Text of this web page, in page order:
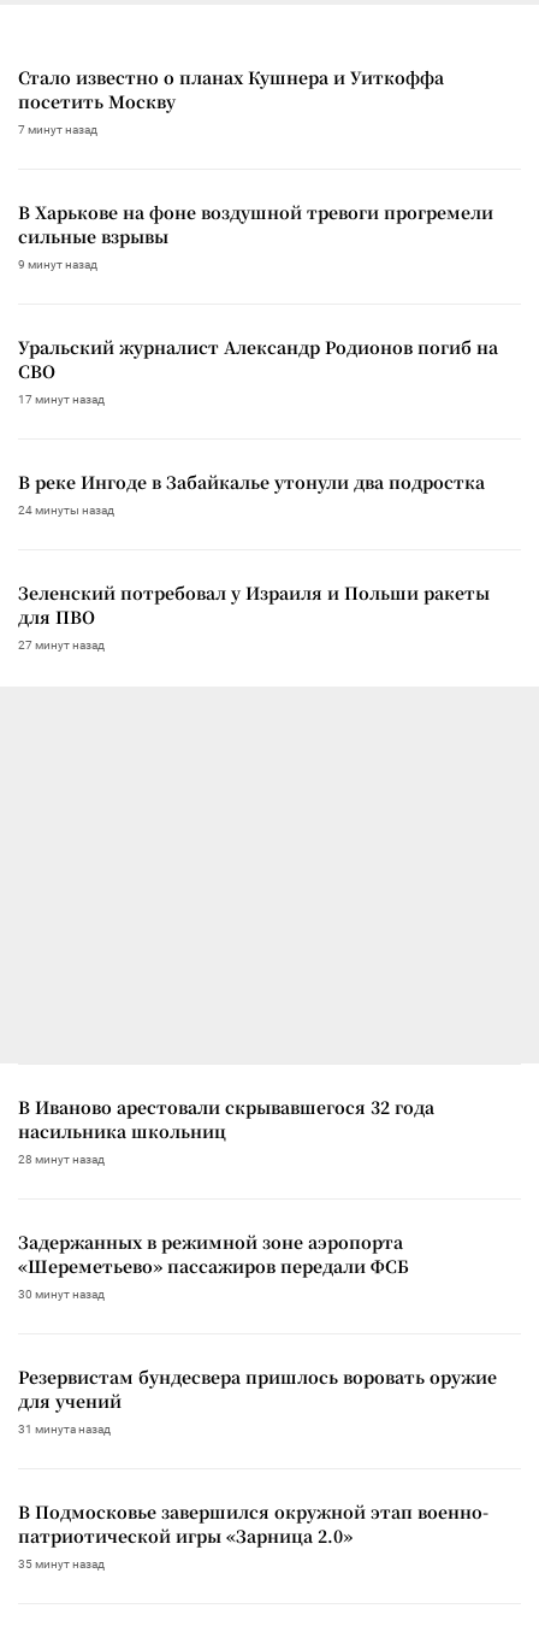
Стало известно о планах Кушнера и Уиткоффа
посетить Москву
7 минут назад
В Харькове на фоне воздушной тревоги прогремели
сильные взрывы
9 минут назад
Уральский журналист Александр Родионов погиб на
СВО
17 минут назад
В реке Ингоде в Забайкалье утонули два подростка
24 минуты назад
Зеленский потребовал у Израиля и Польши ракеты
для ПВО
27 минут назад
В Иваново арестовали скрывавшегося 32 года
насильника школьниц
28 минут назад
Задержанных в режимной зоне аэропорта
«Шереметьево» пассажиров передали ФСБ
30 минут назад
Резервистам бундесвера пришлось воровать оружие
для учений
31 минута назад
В Подмосковье завершился окружной этап военно-
патриотической игры «Зарница 2.0»
35 минут назад